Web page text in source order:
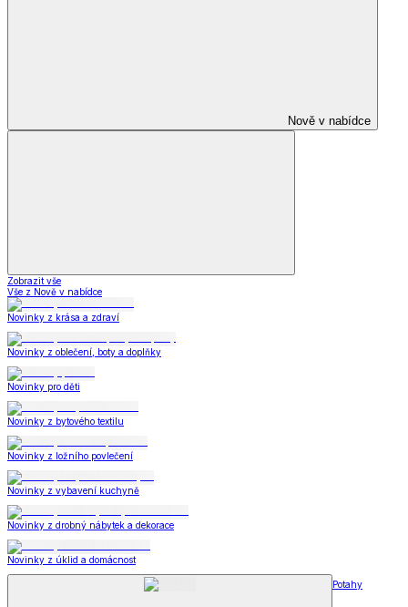
Nově v nabídce
Zobrazit vše
Vše z Nově v nabídce
Novinky z krása a zdraví
Novinky z oblečení, boty a doplňky
Novinky pro děti
Novinky z bytového textilu
Novinky z ložního povlečení
Novinky z vybavení kuchyně
Novinky z drobný nábytek a dekorace
Novinky z úklid a domácnost
Potahy